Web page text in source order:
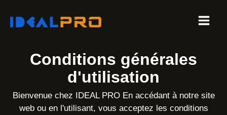
Conditions générales
d'utilisation
Bienvenue chez IDEAL PRO En accédant à notre site
web ou en l'utilisant, vous acceptez les conditions